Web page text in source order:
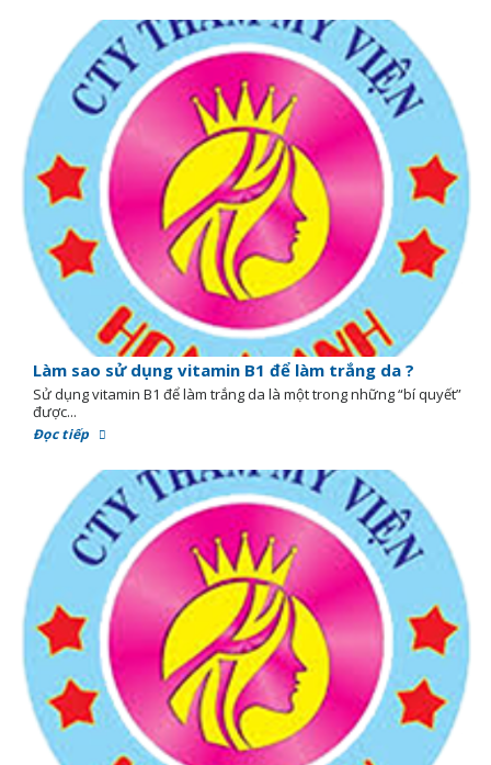
Làm sao sử dụng vitamin B1 để làm trắng da ?
Sử dụng vitamin B1 để làm trắng da là một trong những “bí quyết”
được...
Đọc tiếp